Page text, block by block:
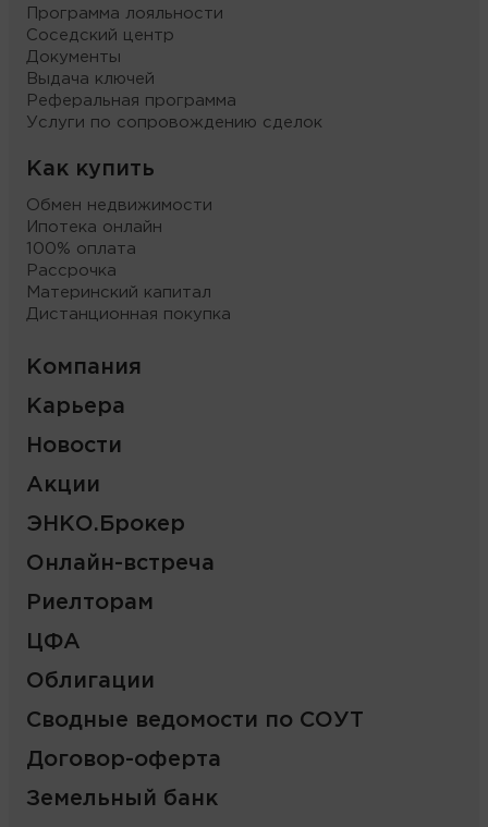
Программа лояльности
Соседский центр
Документы
Выдача ключей
Реферальная программа
Услуги по сопровождению сделок
Как купить
Обмен недвижимости
Ипотека онлайн
100% оплата
Рассрочка
Материнский капитал
Дистанционная покупка
Компания
Карьера
Новости
Акции
ЭНКО.Брокер
Онлайн-встреча
Риелторам
ЦФА
Облигации
Сводные ведомости по СОУТ
Договор-оферта
Земельный банк